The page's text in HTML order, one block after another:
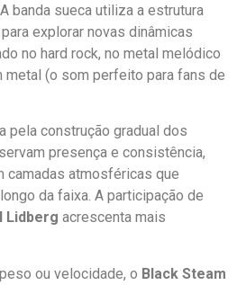
banda sueca utiliza a estrutura
explorar novas dinâmicas
no hard rock, no metal melódico
metal (o som perfeito para fans de
pela construção gradual dos
presença e consistência,
camadas atmosféricas que
da faixa. A participação de
Lidberg acrescenta mais
ou velocidade, o Black Steam